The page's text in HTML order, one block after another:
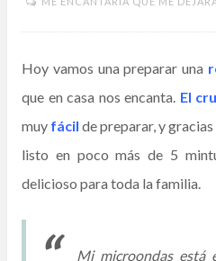
Hoy vamos una preparar una
que en casa nos encanta. El
muy fácil de preparar, y gracias
listo en poco más de 5
delicioso para toda la familia.
Mi microondas está